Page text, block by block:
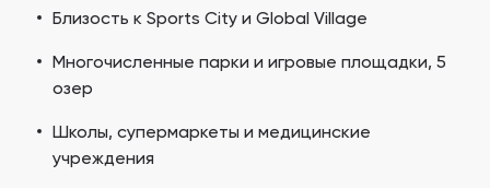
Близость к Sports City и Global Village
Многочисленные парки и игровые площадки, 5
озер
Школы, супермаркеты и медицинские
учреждения